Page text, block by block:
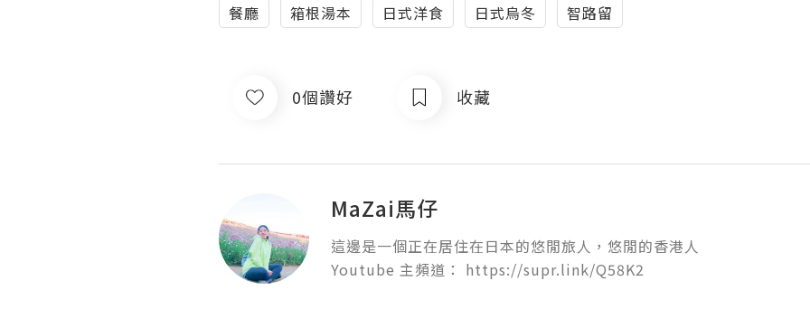
餐廳
箱根湯本 日式洋食 日式烏冬 智路留
0個讚好 收藏
MaZai馬仔
這邊是一個正在居住在日本的悠閒旅人，悠閒的香港人
Youtube 主頻道： https://supr.link/Q58K2